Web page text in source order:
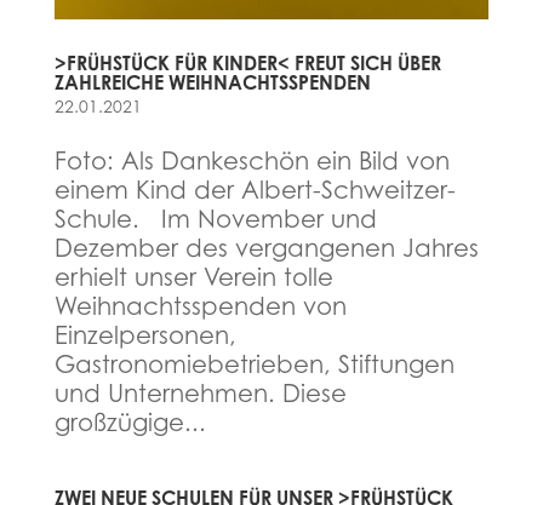
>FRÜHSTÜCK FÜR KINDER< FREUT SICH ÜBER
ZAHLREICHE WEIHNACHTSSPENDEN
22.01.2021
Foto: Als Dankeschön ein Bild von
einem Kind der Albert-Schweitzer-
Schule. Im November und
Dezember des vergangenen Jahres
erhielt unser Verein tolle
Weihnachtsspenden von
Einzelpersonen,
Gastronomiebetrieben, Stiftungen
und Unternehmen. Diese
großzügige...
ZWEI NEUE SCHULEN FÜR UNSER >FRÜHSTÜCK